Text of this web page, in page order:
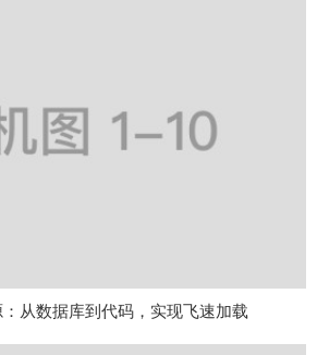
：从数据库到代码，实现飞速加载